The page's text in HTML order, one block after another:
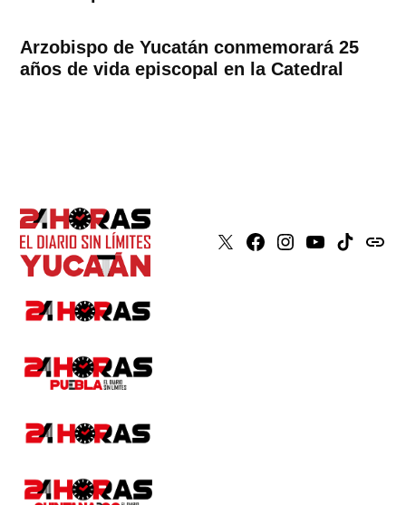
Arzobispo de Yucatán conmemorará 25
años de vida episcopal en la Catedral
X Faceboook
Instagram
YoutubeTiktokissuu